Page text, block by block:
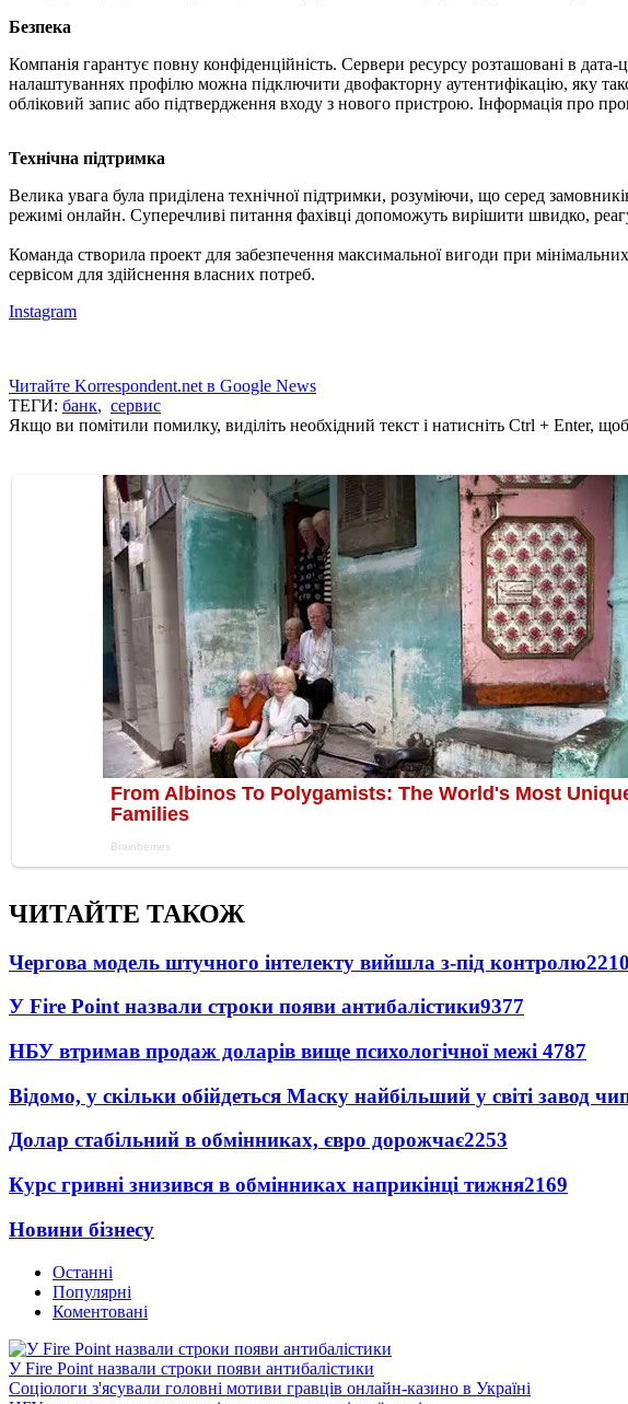
Безпека
Компанія гарантує повну конфіденційність. Сервери ресурсу розташовані в
налаштуваннях профілю можна підключити двофакторну аутентифікацію, яку
обліковий запис або підтвердження входу з нового пристрою. Інформація про
Технічна підтримка
Велика увага була приділена технічної підтримки, розуміючи, що серед
режимі онлайн. Суперечливі питання фахівці допоможуть вирішити швидко,
Команда створила проект для забезпечення максимальної вигоди при
сервісом для здійснення власних потреб.
Instagram
Читайте Korrespondent.net в Google News
ТЕГИ: банк, сервис
Якщо ви помітили помилку, виділіть необхідний текст і натисніть Ctrl + Enter,
ЧИТАЙТЕ ТАКОЖ
Чергова модель штучного інтелекту вийшла з-під контролю
У Fire Point назвали строки появи антибалістики9377
НБУ втримав продаж доларів вище психологічної межі 4787
Відомо, у скільки обійдеться Маску найбільший у світі завод
Долар стабільний в обмінниках, євро дорожчає2253
Курс гривні знизився в обмінниках наприкінці тижня2169
Новини бізнесу
Останні
Популярні
Коментовані
У Fire Point назвали строки появи антибалістики
Соціологи з'ясували головні мотиви гравців онлайн-казино в Україні